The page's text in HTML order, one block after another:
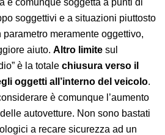
soggettivi e a situazioni piuttosto
meramente oggettivo,
aiuto. Altro limite sul
è la totale chiusura verso il
oggetti all’interno del veicolo.
è comunque l’aumento
autovetture. Non sono bastati
a recare sicurezza ad un